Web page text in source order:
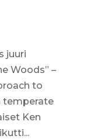
juuri
Woods” –
to
temperate
Ken